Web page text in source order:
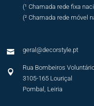
(¹ Chamada rede fixa
(² Chamada rede móvel
 geral@decorstyle.pt

Rua Bombeiros
3105-165 Louriçal
Pombal, Leiria